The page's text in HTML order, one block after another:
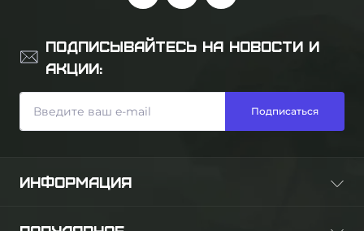
ПОДПИСЫВАЙТЕСЬ НА НОВОСТИ И
АКЦИИ:
Подписаться
ИНФОРМАЦИЯ